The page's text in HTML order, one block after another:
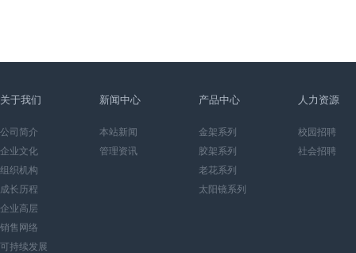
关于我们
公司简介
企业文化
组织机构
成长历程
企业高层
销售网络
可持续发展
新闻中心
本站新闻
管理资讯
产品中心
金架系列
胶架系列
老花系列
太阳镜系列
人力资源
校园招聘
社会招聘